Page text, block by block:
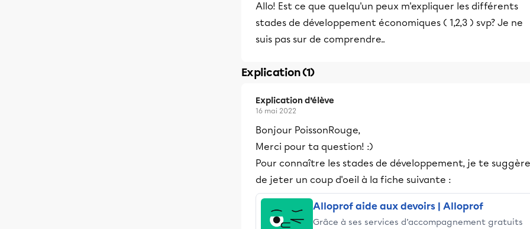
Allo! Est ce que quelqu'un peux m'expliquer les différents
stades de développement économiques ( 1,2,3 ) svp? Je ne
suis pas sur de comprendre..
Explication (1)
Explication d’élève
16 mai 2022
Bonjour PoissonRouge,
Merci pour ta question! :)
Pour connaître les stades de développement, je te suggère
de jeter un coup d'oeil à la fiche suivante :
Alloprof aide aux devoirs | Alloprof
Grâce à ses services d’accompagnement gratuits